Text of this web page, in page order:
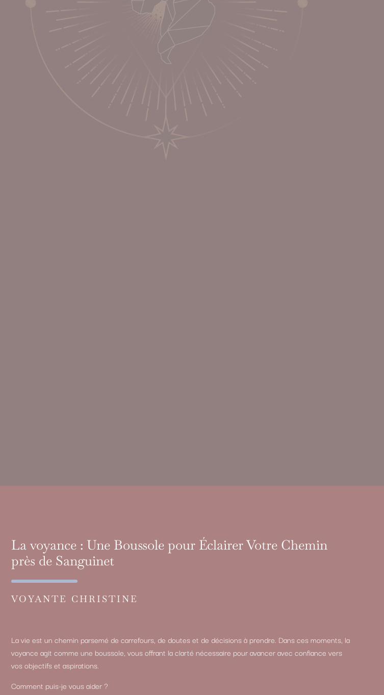
La voyance : Une Boussole pour Éclairer Votre Chemin
près de Sanguinet
VOYANTE CHRISTINE
La vie est un chemin parsemé de carrefours, de doutes et de décisions à prendre. Dans ces moments, la
voyance agit comme une boussole, vous offrant la clarté nécessaire pour avancer avec confiance vers
vos objectifs et aspirations.
Comment puis-je vous aider ?